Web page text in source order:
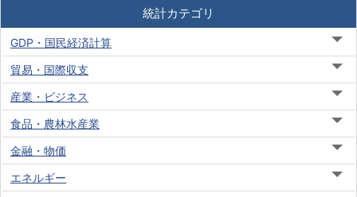
統計カテゴリ
GDP・国民経済計算
貿易・国際収支
産業・ビジネス
食品・農林水産業
金融・物価
エネルギー